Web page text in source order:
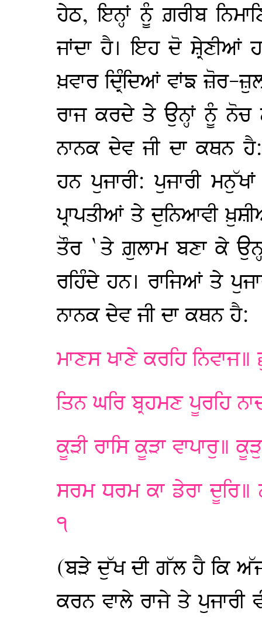
ਹੇਠ, ਇਨ੍ਹਾਂ ਨੂੰ ਗ਼ਰੀਬ
ਜਾਂਦਾ ਹੈ। ਇਹ ਦੋ ਸ਼੍ਰੇਣੀਆਂ
ਖ਼ਵਾਰ ਦ੍ਰਿੰਦਿਆਂ ਵਾਂਙ ਜ਼ੋਰ-
ਰਾਜ ਕਰਦੇ ਤੇ ਉਨ੍ਹਾਂ ਨੂੰ ਨੋਚ
ਨਾਨਕ ਦੇਵ ਜੀ ਦਾ ਕਥਨ
ਹਨ ਪੁਜਾਰੀ: ਪੁਜਾਰੀ
ਪ੍ਰਾਪਤੀਆਂ ਤੇ ਦੁਨਿਆਵੀ
ਤੌਰ `ਤੇ ਗ਼ੁਲਾਮ ਬਣਾ ਕੇ
ਰਹਿੰਦੇ ਹਨ। ਰਾਜਿਆਂ ਤੇ
ਨਾਨਕ ਦੇਵ ਜੀ ਦਾ ਕਥਨ ਹੈ:
ਮਾਣਸ ਖਾਣੇ ਕਰਹਿ
ਤਿਨ ਘਰਿ ਬ੍ਰਹਮਣ ਪੂਰਹਿ
ਕੂੜੀ ਰਾਸਿ ਕੂੜਾ ਵਾਪਾਰੁ॥
ਸਰਮ ਧਰਮ ਕਾ ਡੇਰਾ
੧
(ਬੜੇ ਦੁੱਖ ਦੀ ਗੱਲ ਹੈ ਕਿ
ਕਰਨ ਵਾਲੇ ਰਾਜੇ ਤੇ